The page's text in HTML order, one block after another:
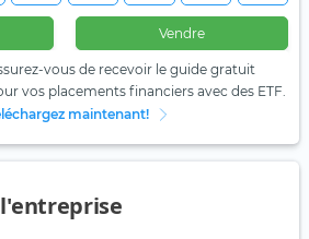
Vendre
vous de recevoir le guide gratuit
vos placements financiers avec des ETF.
maintenant!